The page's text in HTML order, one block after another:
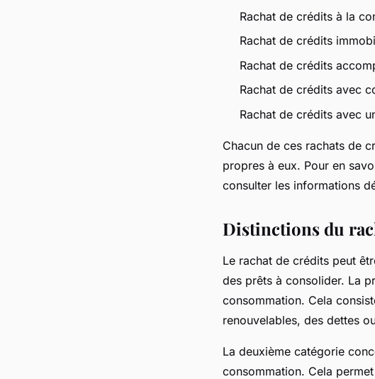
Rachat de crédits à la
Rachat de crédits
Rachat de crédits
Rachat de crédits avec
Rachat de crédits avec
Chacun de ces rachats de
propres à eux. Pour en
consulter les informations
Distinctions du
Le rachat de crédits peut
des prêts à consolider. La
consommation. Cela
renouvelables, des dettes
La deuxième catégorie
consommation. Cela